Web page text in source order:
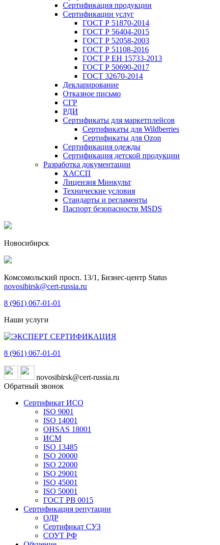
Сертификация продукции
Сертификации услуг
ГОСТ Р 51870-2014
ГОСТ Р 56404-2015
ГОСТ Р 52058-2003
ГОСТ Р 51108-2016
ГОСТ Р ЕН 15733-2013
ГОСТ Р 50690-2017
ГОСТ 32670-2014
Декларирование
Отказное письмо
СГР
РДИ
Сертификаты для маркетплейсов
Сертификаты для Wildberries
Сертификаты для Ozon
Сертификация одежды
Сертификация детской продукции
Разработка документации
ХАССП
Лицензия Минкульт
Технические условия
Стандарты и регламенты
Паспорт безопасности MSDS
Новосибирск
Комсомольский просп. 13/1, Бизнес-центр Status
novosibirsk@cert-russia.ru
8 (961) 067-01-01
Наши услуги
8 (961) 067-01-01
novosibirsk@cert-russia.ru
Обратный звонок
Сертификат ИСО
ISO 9001
ISO 14001
OHSAS 18001
ИСМ
ISO 13485
ISO 20000
ISO 22000
ISO 29001
ISO 45001
ISO 50001
ГОСТ РВ 0015
Сертификация репутации
ОДР
Сертификат СУЗ
СОУТ РФ